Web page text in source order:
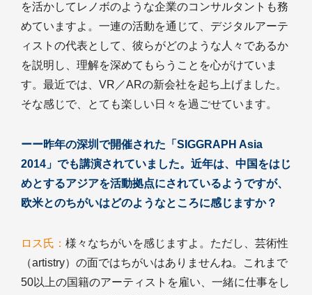
を活かしてレノボのような企業のコンサルタントも務
めていますよ。一連の活動を通じて、デジタルアーテ
ィストの代表として、彼らがどのような人々であるか
を説明し、理解を深めてもらうことを心がけていま
す。最近では、VR／ARの新会社を起ち上げました。
そな感じで、とても楽しい日々を過ごせています。
ーー昨年の深圳で開催された「SIGGRAPH Asia
2014」でも講演されていました。近年は、中国をはじ
めとするアジアを活動拠点にされているようですが、
欧米とのちがいはどのようなところに感じますか？
ロス氏： 様々なちがいを感じますよ。ただし、芸術性
（artistry）の面ではちがいはありませんね。これまで
50以上の国籍のアーティストを雇い、一緒に仕事をし